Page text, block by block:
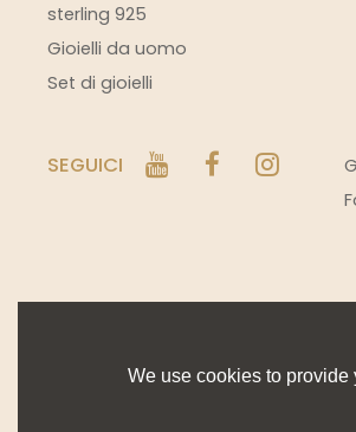
sterling 925
Gioielli da uomo
Set di gioielli
SEGUICI
We use cookies to